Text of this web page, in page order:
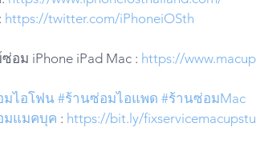
https://twitter.com/iPhoneiOSth
อม iPhone iPad Mac : https://
มไอโฟน #ร้านซ่อมไอแพด #ร้านซ่อมMac
มแมคบุค : https://bit.ly/